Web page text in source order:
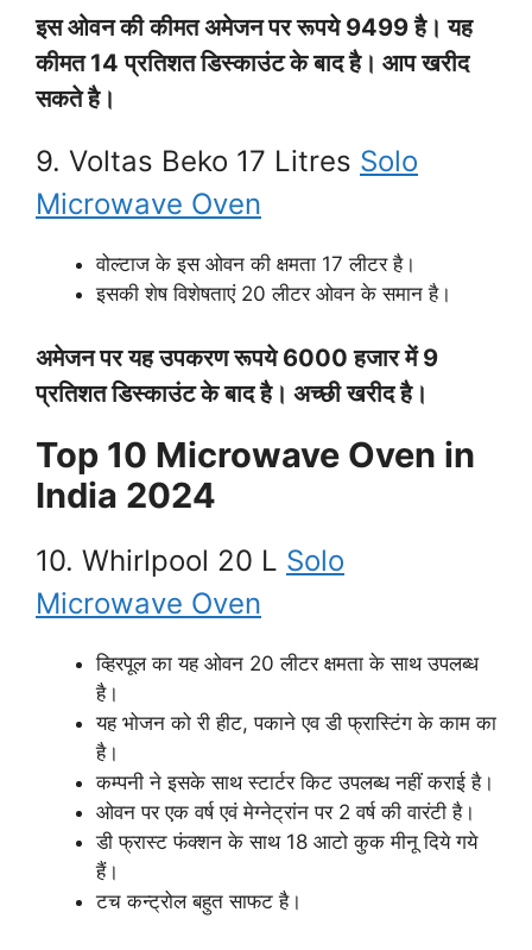
इस ओवन की कीमत अमेजन पर रूपये 9499 है। यह
कीमत 14 प्रतिशत डिस्काउंट के बाद है। आप खरीद
सकते है।
9. Voltas Beko 17 Litres Solo
Microwave Oven
वोल्टाज के इस ओवन की क्षमता 17 लीटर है।
इसकी शेष विशेषताएं 20 लीटर ओवन के समान है।
अमेजन पर यह उपकरण रूपये 6000 हजार में 9
प्रतिशत डिस्काउंट के बाद है। अच्छी खरीद है।
Top 10 Microwave Oven in
India 2024
10. Whirlpool 20 L Solo
Microwave Oven
व्हिरपूल का यह ओवन 20 लीटर क्षमता के साथ उपलब्ध
है।
यह भोजन को री हीट, पकाने एव डी फ्रास्टिंग के काम का
है।
कम्पनी ने इसके साथ स्टार्टर किट उपलब्ध नहीं कराई है।
ओवन पर एक वर्ष एवं मेग्नेट्रांन पर 2 वर्ष की वारंटी है।
डी फ्रास्ट फंक्शन के साथ 18 आटो कुक मीनू दिये गये
हैं।
टच कन्ट्रोल बहुत साफट है।